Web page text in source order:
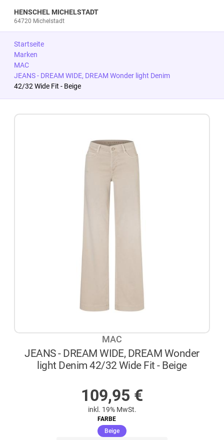
HENSCHEL MICHELSTADT
64720 Michelstadt
Startseite
Marken
MAC
JEANS - DREAM WIDE, DREAM Wonder light Denim
42/32 Wide Fit - Beige
MAC
JEANS - DREAM WIDE, DREAM Wonder
light Denim 42/32 Wide Fit - Beige
109,95 €
inkl. 19% MwSt.
FARBE
Beige(ausgewählt)